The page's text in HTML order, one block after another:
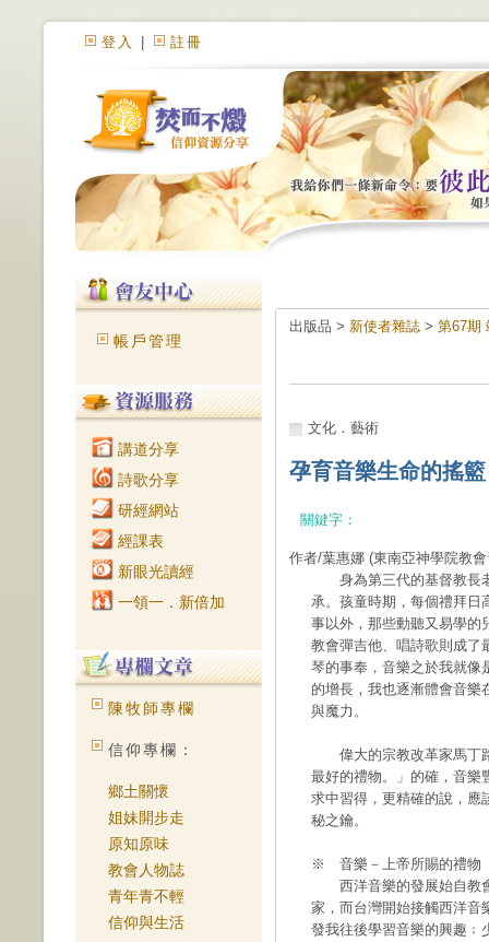
登入 註冊
帳戶管理
講道分享
詩歌分享
研經網站
經課表
新眼光讀經
一領一．新倍加
陳牧師專欄
信仰專欄：
鄉土關懷
姐妹開步走
原知原味
教會人物誌
青年青不輕
信仰與生活
出版品 > 新使者雜誌 > 第67期
文化．藝術
孕育音樂生命的搖
關鍵字：
作者/葉惠娜 (東南亞神學院教
身為第三代的基督教長老
承。孩童時期，每個禮拜日
事以外，那些動聽又易學的
教會彈吉他、唱詩歌則成了
琴的事奉，音樂之於我就像
的增長，我也逐漸體會音樂
與魔力。
偉大的宗教改革家馬丁路
最好的禮物。」的確，音樂
求中習得，更精確的說，應
秘之鑰。
※ 音樂－上帝所賜的禮物
西洋音樂的發展始自教會
家，而台灣開始接觸西洋音
發我往後學習音樂的興趣﹔